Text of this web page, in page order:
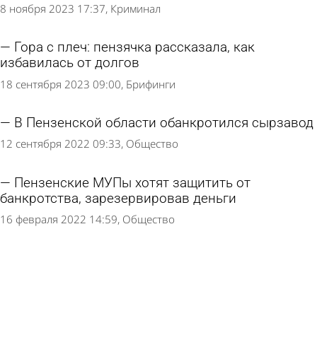
8 ноября 2023 17:37 Криминал
Гора с плеч: пензячка рассказала, как
избавилась от долгов
18 сентября 2023 09:00 Брифинги
В Пензенской области обанкротился сырзавод
12 сентября 2022 09:33 Общество
Пензенские МУПы хотят защитить от
банкротства, зарезервировав деньги
16 февраля 2022 14:59 Общество